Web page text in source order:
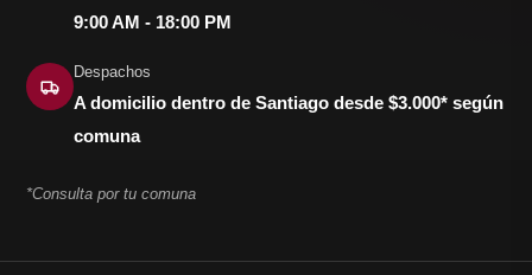
9:00 AM - 18:00 PM
Despachos
A domicilio dentro de Santiago desde $3.000* según
comuna
*Consulta por tu comuna